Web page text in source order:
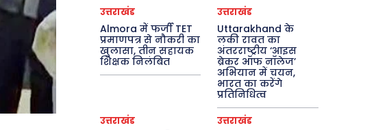
उत्तराखंड
Almora में फर्जी TET
प्रमाणपत्र से नौकरी का
खुलासा, तीन सहायक
शिक्षक निलंबित
उत्तराखंड
Uttarakhand के
लकी रावत का
अंतरराष्ट्रीय ‘आइस
ब्रेकर ऑफ नॉलेज’
अभियान में चयन,
भारत का करेंगे
प्रतिनिधित्व
उत्तराखंड उत्तराखंड